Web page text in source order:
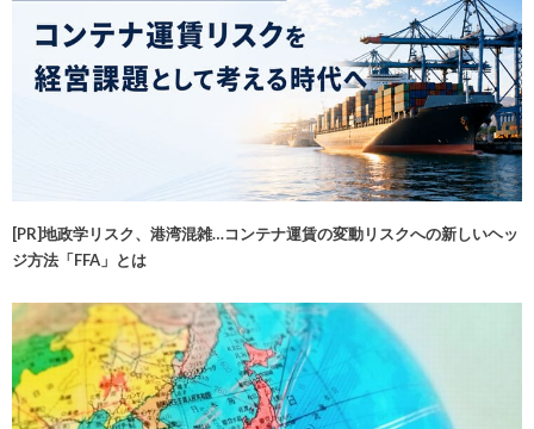
[PR]地政学リスク、港湾混雑…コンテナ運賃の変動リスクへの新しいヘッ
ジ方法「FFA」とは